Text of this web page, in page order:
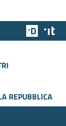
Team
REPUBBLICA